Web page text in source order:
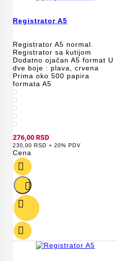
Registrator A5
Registrator A5 normal.
Registrator sa kutijom
Dodatno ojačan A5 format U
dve boje : plava, crvena
Prima oko 500 papira
formata A5





276,00 RSD
230,00 RSD + 20% PDV
Cena



